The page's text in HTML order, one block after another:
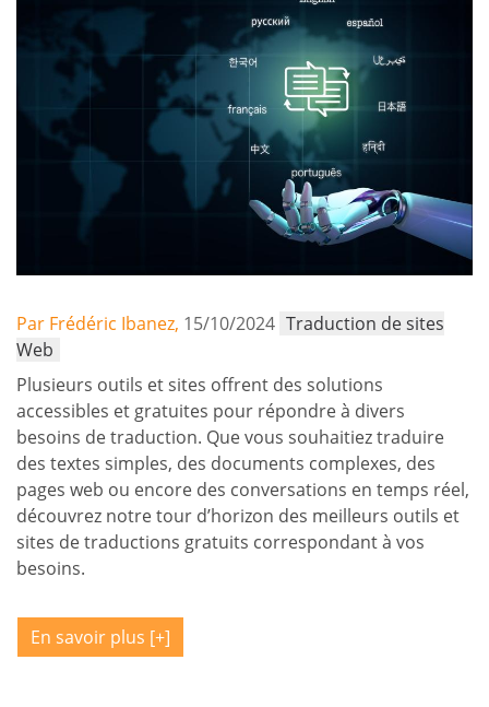
Par Frédéric Ibanez, 15/10/2024 Traduction de sites
Web
Plusieurs outils et sites offrent des solutions
accessibles et gratuites pour répondre à divers
besoins de traduction. Que vous souhaitiez traduire
des textes simples, des documents complexes, des
pages web ou encore des conversations en temps réel,
découvrez notre tour d’horizon des meilleurs outils et
sites de traductions gratuits correspondant à vos
besoins.
En savoir plus